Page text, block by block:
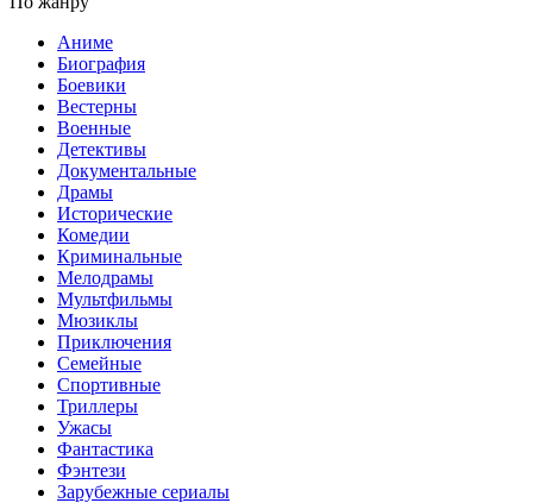
Аниме
Биография
Боевики
Вестерны
Военные
Детективы
Документальные
Драмы
Исторические
Комедии
Криминальные
Мелодрамы
Мультфильмы
Мюзиклы
Приключения
Семейные
Спортивные
Триллеры
Ужасы
Фантастика
Фэнтези
Зарубежные сериалы